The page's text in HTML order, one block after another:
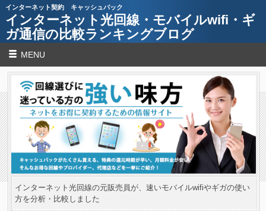
インターネット契約 キャッシュバック
インターネット光回線・モバイルwifi・ギ
ガ通信の比較ランキングブログ
MENU
インターネット光回線の元販売員が、速いモバイルwifiやギガの使い
方を分析・比較しました